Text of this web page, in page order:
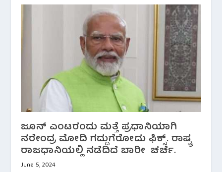
ಜೂನ್ ಎಂಟರಂದು ಮತ್ತೆ ಪ್ರಧಾನಿಯಾಗಿ
ನರೇಂದ್ರ ಮೋದಿ ಗದ್ದುಗೆರೋದು ಫಿಕ್ಸ್. ರಾಷ್ಟ್ರ
ರಾಜಧಾನಿಯಲ್ಲಿ ನಡೆದಿದೆ ಬಾರೀ ಚರ್ಚೆ.
June 5, 2024